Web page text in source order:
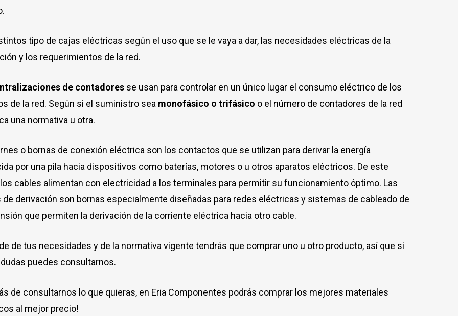
tipo de cajas eléctricas según el uso que se le vaya a dar, las necesidades eléctricas de la
y los requerimientos de la red.
de contadores se usan para controlar en un único lugar el consumo eléctrico de los
de la red. Según si el suministro sea monofásico o trifásico o el número de contadores de la red
una normativa u otra.
o bornas de conexión eléctrica son los contactos que se utilizan para derivar la energía
por una pila hacia dispositivos como baterías, motores o u otros aparatos eléctricos. De este
cables alimentan con electricidad a los terminales para permitir su funcionamiento óptimo. Las
de derivación son bornas especialmente diseñadas para redes eléctricas y sistemas de cableado de
que permiten la derivación de la corriente eléctrica hacia otro cable.
de tus necesidades y de la normativa vigente tendrás que comprar uno u otro producto, así que si
puedes consultarnos.
de consultarnos lo que quieras, en Eria Componentes podrás comprar los mejores materiales
al mejor precio!